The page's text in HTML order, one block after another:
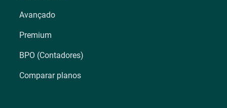
Avançado
Premium
BPO (Contadores)
Comparar planos